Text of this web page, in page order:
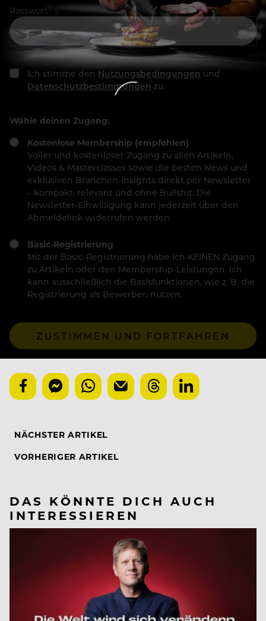
Passwort
Ich stimme den Nutzungsbedingungen und
Datenschutzbestimmungen zu.
Wähle deinen Zugang:
Kostenlose Membership (empfohlen)
Voller und kostenloser Zugang zu allen Artikeln,
Videos & Masterclasses sowie die besten News und
exklusiven Branchen-Insights direkt per Newsletter
– kompakt, relevant und ohne Bullshit. Die
Newsletter-Einwilligung kann jederzeit über den
Abmeldelink widerrufen werden.
Basic-Registrierung
Mit der Basic-Registrierung habe ich KEINEN Zugang
zu Artikeln oder den Membership-Leistungen. Ich
kann ausschließlich die Basisfunktionen, wie z. B. die
Registrierung als Bewerber, nutzen.
ZUSTIMMEN UND FORTFAHREN
NÄCHSTER ARTIKEL
VORHERIGER ARTIKEL
DAS KÖNNTE DICH AUCH
INTERESSIEREN